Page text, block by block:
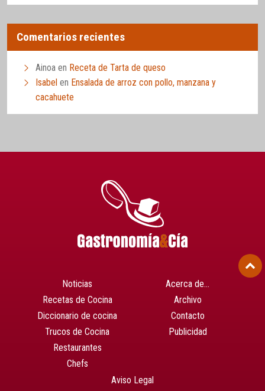
Comentarios recientes
Ainoa en Receta de Tarta de queso
Isabel en Ensalada de arroz con pollo, manzana y
cacahuete
Noticias
Recetas de Cocina
Diccionario de cocina
Trucos de Cocina
Restaurantes
Chefs
Acerca de…
Archivo
Contacto
Publicidad
Aviso Legal